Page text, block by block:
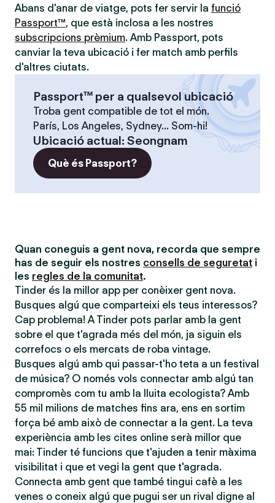
Abans d'anar de viatge, pots fer servir la funció
Passport™, que està inclosa a les nostres
subscripcions prèmium. Amb Passport, pots
canviar la teva ubicació i fer match amb perfils
d'altres ciutats.
Passport™ per a qualsevol ubicació
Troba gent compatible de tot el món.
París, Los Angeles, Sydney... Som-hi!
Ubicació actual: Seongnam
Què és Passport?
Quan coneguis a gent nova, recorda que sempre
has de seguir els nostres consells de seguretat i
les regles de la comunitat.
Tinder és la millor app per conèixer gent nova.
Busques algú que comparteixi els teus interessos?
Cap problema! A Tinder pots parlar amb la gent
sobre el que t'agrada més del món, ja siguin els
correfocs o els mercats de roba vintage.
Busques algú amb qui passar-t'ho teta a un festival
de música? O només vols connectar amb algú tan
compromès com tu amb la lluita ecologista? Amb
55 mil milions de matches fins ara, ens en sortim
força bé amb això de connectar a la gent. La teva
experiència amb les cites online serà millor que
mai: Tinder té funcions que t'ajuden a tenir màxima
visibilitat i que et vegi la gent que t'agrada.
Connecta amb gent que també tingui cafè a les
venes o coneix algú que pugui ser un rival digne al